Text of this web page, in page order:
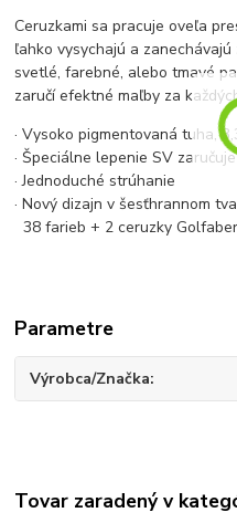
Ceruzkami sa pracuje oveľa
ľahko vysychajú a zanechávajú
svetlé, farebné, alebo tmavé
zaručí efektné maľby za
· Vysoko pigmentovaná tuha,
· Špeciálne lepenie SV
· Jednoduché strúhanie
· Nový dizajn v šesťhrannom
38 farieb + 2 ceruzky
Parametre
Výrobca/Značka
Tovar zaradený v